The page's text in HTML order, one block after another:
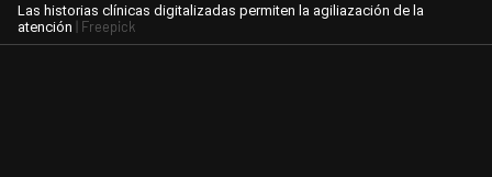
Las historias clínicas digitalizadas permiten la agiliazación de la
atención | Freepick